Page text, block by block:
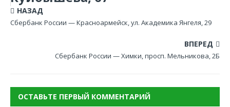
НАЗАД
Сбербанк России — Красноармейск, ул. Академика Янгеля, 29
ВПЕРЕД
Сбербанк России — Химки, просп. Мельникова, 2Б
ОСТАВЬТЕ ПЕРВЫЙ КОММЕНТАРИЙ